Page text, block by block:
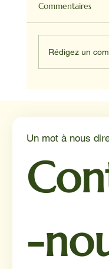
Commentaires
Rédigez un
Un mot à nous
-